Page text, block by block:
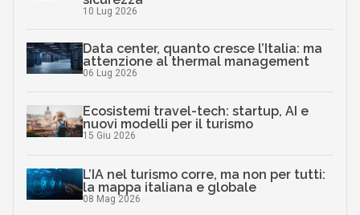
10 Lug 2026
Data center, quanto cresce l’Italia: ma
attenzione al thermal management
06 Lug 2026
Ecosistemi travel-tech: startup, AI e
nuovi modelli per il turismo
15 Giu 2026
L’IA nel turismo corre, ma non per tutti:
la mappa italiana e globale
08 Mag 2026